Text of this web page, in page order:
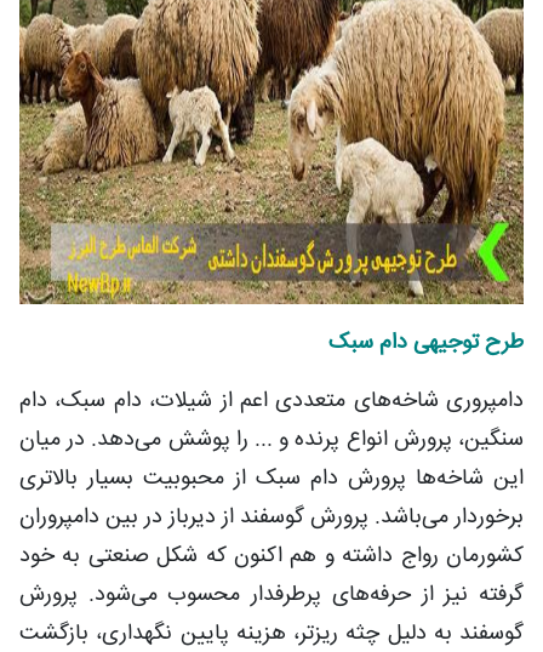
طرح توجیهی دام سبک
دامپروری شاخه‌های متعددی اعم از شیلات، دام سبک، دام
سنگین، پرورش انواع پرنده و ... را پوشش می‌دهد. در میان
این شاخه‌ها پرورش دام سبک از محبوبیت بسیار بالاتری
برخوردار می‌باشد. پرورش گوسفند از دیرباز در بین دامپروران
کشورمان رواج داشته و هم اکنون که شکل صنعتی به خود
گرفته نیز از حرفه‌های پرطرفدار محسوب می‌شود. پرورش
گوسفند به دلیل چثه ریزتر، هزینه پایین نگهداری، بازگشت